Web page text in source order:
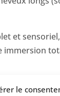
le
et
immersion